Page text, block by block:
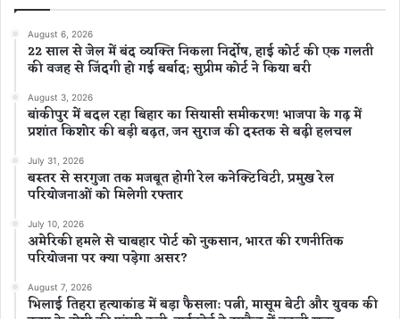
August 6, 2026
22 साल से जेल में बंद व्यक्ति निकला निर्दोष, हाई कोर्ट की एक गलती
की वजह से जिंदगी हो गई बर्बाद; सुप्रीम कोर्ट ने किया बरी
August 3, 2026
बांकीपुर में बदल रहा बिहार का सियासी समीकरण! भाजपा के गढ़ में
प्रशांत किशोर की बड़ी बढ़त, जन सुराज की दस्तक से बढ़ी हलचल
July 31, 2026
बस्तर से सरगुजा तक मजबूत होगी रेल कनेक्टिविटी, प्रमुख रेल
परियोजनाओं को मिलेगी रफ्तार
July 10, 2026
अमेरिकी हमले से चाबहार पोर्ट को नुकसान, भारत की रणनीतिक
परियोजना पर क्या पड़ेगा असर?
August 7, 2026
भिलाई तिहरा हत्याकांड में बड़ा फैसला: पत्नी, मासूम बेटी और युवक की